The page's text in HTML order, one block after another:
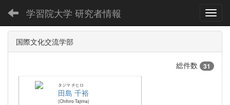
学習院大学 研究者情報
国際文化交流学部
総件数 31
タジマ チヒロ
田島 千裕
Chihiro Tajima